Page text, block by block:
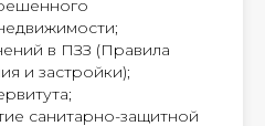
в ПЗЗ (Правила
и застройки);
санитарно-защитной